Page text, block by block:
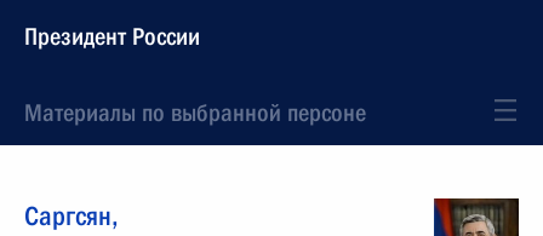
Президент России
Материалы по выбранной персоне
Саргсян,